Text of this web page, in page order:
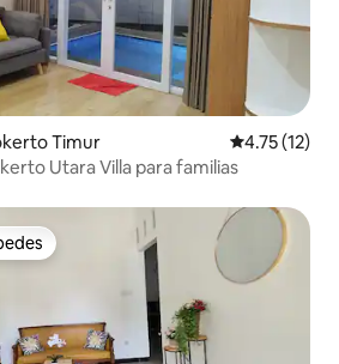
Timur Calificación
4.75 (12)
Utara Villa para familias